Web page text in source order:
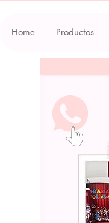
Home Productos